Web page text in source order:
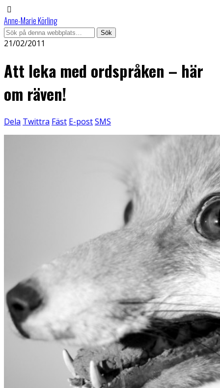
Anne-Marie Körling
21/02/2011
Att leka med ordspråken – här
om räven!
Dela Twittra Fäst E-postSMS